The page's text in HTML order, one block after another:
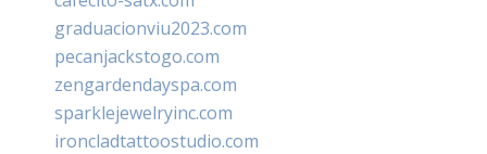
graduacionviu2023.com
pecanjackstogo.com
zengardendayspa.com
sparklejewelryinc.com
ironcladtattoostudio.com